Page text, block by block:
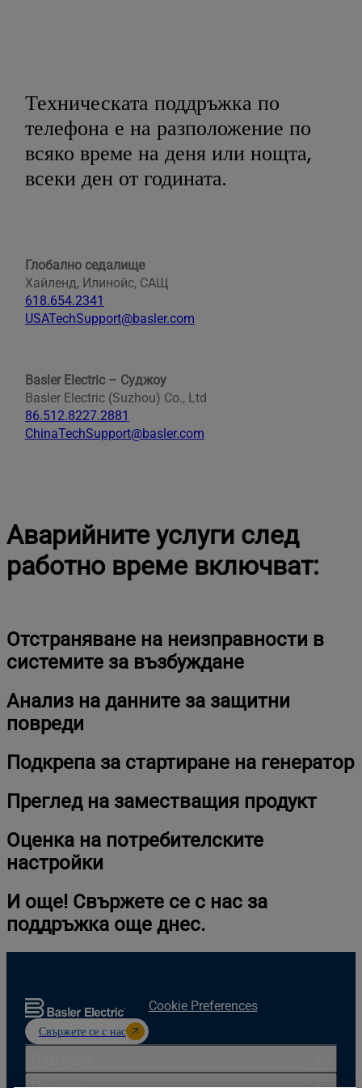
Техническата поддръжка по
телефона е на разположение по
всяко време на деня или нощта,
всеки ден от годината.
Глобално седалище
Хайленд, Илинойс, САЩ
618.654.2341
USATechSupport@basler.com
Basler Electric – Суджоу
Basler Electric (Suzhou) Co., Ltd
86.512.8227.2881
ChinaTechSupport@basler.com
Аварийните услуги след
работно време включват:
Отстраняване на неизправности в
системите за възбуждане
Анализ на данните за защитни
повреди
Подкрепа за стартиране на генератор
Преглед на заместващия продукт
Оценка на потребителските
настройки
И още! Свържете се с нас за
поддръжка още днес.
Свържете се с нас
Cookie Preferences